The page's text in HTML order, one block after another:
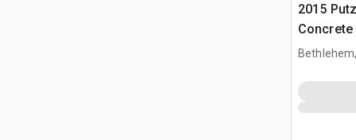
2015
Concrete